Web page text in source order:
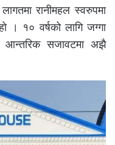
रानीमहल स्वरुपमा
। १० वर्षको लागि जग्गा
आन्तरिक सजावटमा अझै